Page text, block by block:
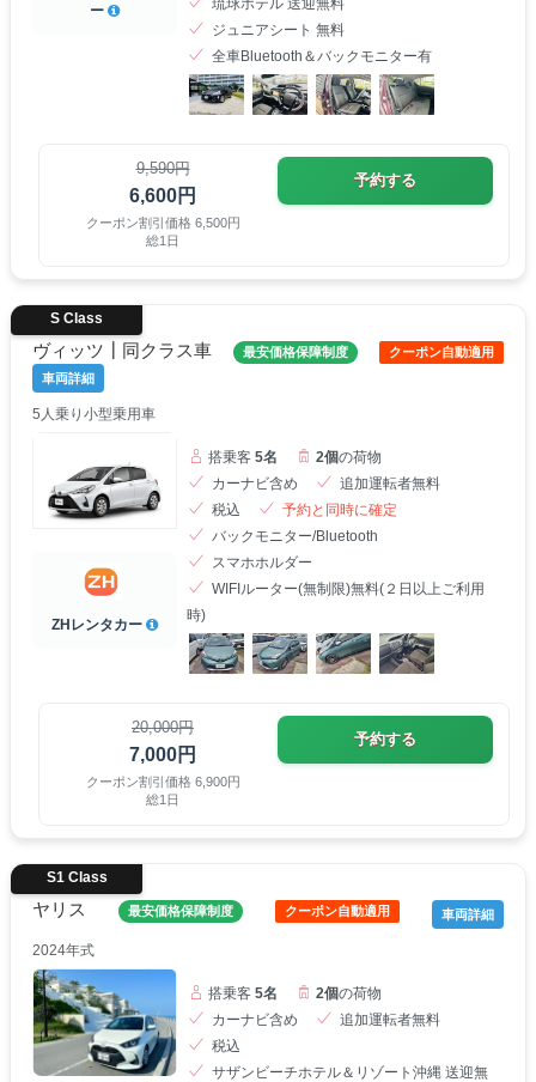
ー
琉球ホテル 送迎無料
ジュニアシート 無料
全車Bluetooth＆バックモニター有
9,590円
6,600円
クーポン割引価格 6,500円
総1日
予約する
ヴィッツ┃同クラス車 最安価格保障制度
クーポン自動適用
車両詳細
S Class
5人乗り小型乗用車
ZHレンタカー
搭乗客5名 2個の荷物
カーナビ含め
追加運転者無料
税込
予約と同時に確定
バックモニター/Bluetooth
スマホホルダー
WIFIルーター(無制限)無料(２日以上ご利用
時)
20,000円
7,000円
クーポン割引価格 6,900円
総1日
予約する
ヤリス 最安価格保障制度 クーポン自動適用 車両詳細
S1 Class
2024年式
搭乗客5名 2個の荷物
カーナビ含め
追加運転者無料
税込
サザンビーチホテル＆リゾート沖縄 送迎無